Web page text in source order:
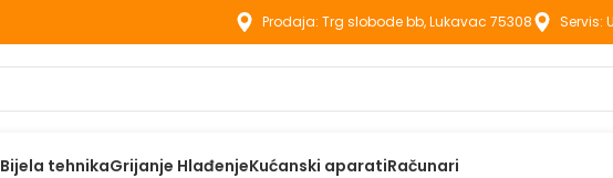
Prodaja: Trg slobode bb, Lukavac 75308 Servis:
Bijela tehnikaGrijanje HlađenjeKućanski aparatiRačunari